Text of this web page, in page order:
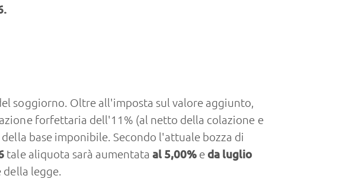
soggiorno. Oltre all'imposta sul valore aggiunto,
forfettaria dell'11% (al netto della colazione e
della base imponibile. Secondo l'attuale bozza di
tale aliquota sarà aumentata al 5,00% e da luglio
della legge.